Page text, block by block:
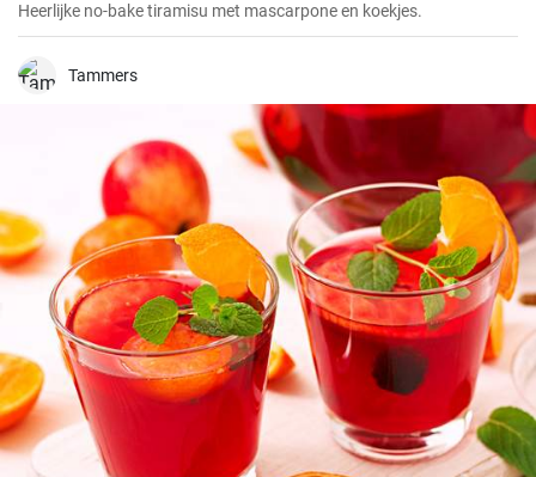
Heerlijke no-bake tiramisu met mascarpone en koekjes.
Tammers